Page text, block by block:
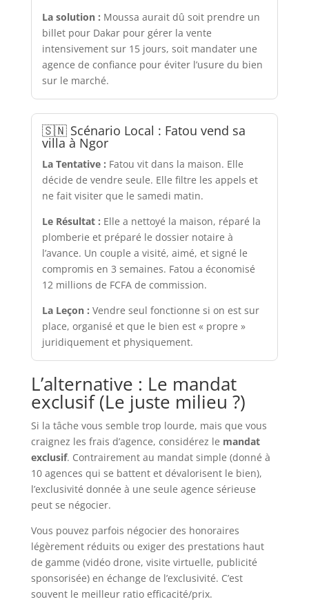
La solution : Moussa aurait dû soit prendre un
billet pour Dakar pour gérer la vente
intensivement sur 15 jours, soit mandater une
agence de confiance pour éviter l’usure du bien
sur le marché.
🇸🇳 Scénario Local : Fatou vend sa
villa à Ngor
La Tentative : Fatou vit dans la maison. Elle
décide de vendre seule. Elle filtre les appels et
ne fait visiter que le samedi matin.
Le Résultat : Elle a nettoyé la maison, réparé la
plomberie et préparé le dossier notaire à
l’avance. Un couple a visité, aimé, et signé le
compromis en 3 semaines. Fatou a économisé
12 millions de FCFA de commission.
La Leçon : Vendre seul fonctionne si on est sur
place, organisé et que le bien est « propre »
juridiquement et physiquement.
L’alternative : Le mandat
exclusif (Le juste milieu ?)
Si la tâche vous semble trop lourde, mais que vous
craignez les frais d’agence, considérez le mandat
exclusif. Contrairement au mandat simple (donné à
10 agences qui se battent et dévalorisent le bien),
l’exclusivité donnée à une seule agence sérieuse
peut se négocier.
Vous pouvez parfois négocier des honoraires
légèrement réduits ou exiger des prestations haut
de gamme (vidéo drone, visite virtuelle, publicité
sponsorisée) en échange de l’exclusivité. C’est
souvent le meilleur ratio efficacité/prix.